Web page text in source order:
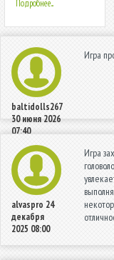
Подробнее...
baltidolls267
30 июня 2026
07:40
Игра
alvaspro 24
декабря
2025 08:00
Игра